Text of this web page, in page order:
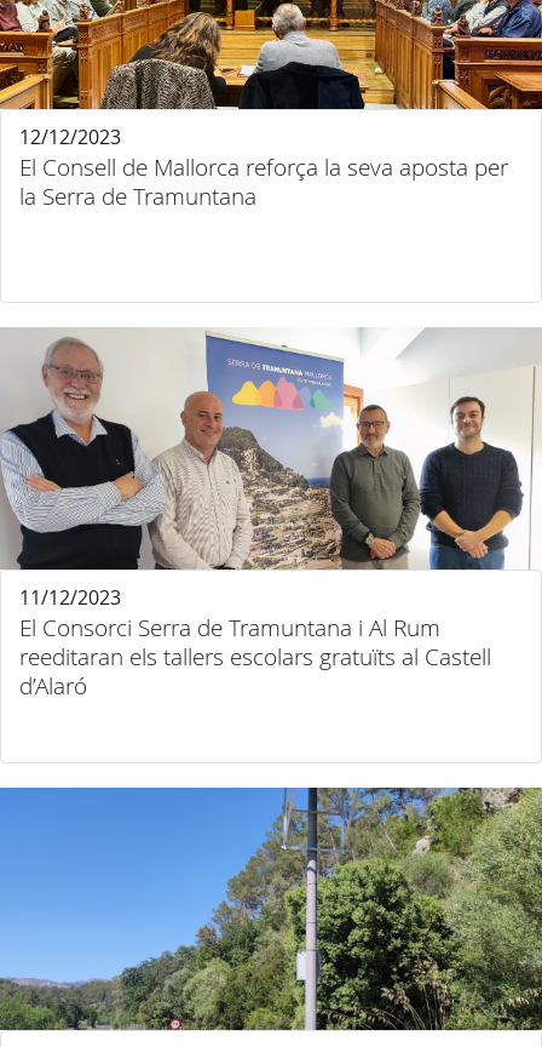
El Consell de Mallorca reforça la seva aposta per
la Serra de Tramuntana
12/12/2023
El Consorci Serra de Tramuntana i Al Rum
reeditaran els tallers escolars gratuïts al Castell
d’Alaró
11/12/2023